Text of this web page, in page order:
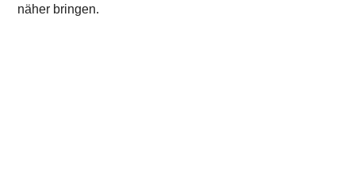
näher bringen.